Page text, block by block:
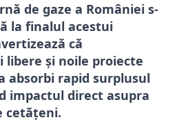
de gaze a României s-
la finalul acestui
că
libere și noile proiecte
absorbi rapid surplusul
impactul direct asupra
cetățeni.